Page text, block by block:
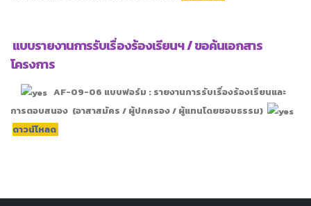
แบบรายงานการรับเรื่องร้องเรียนฯ / ขอค้นเอกสาร
โครงการ
AF-09-06 แบบฟอร์ม : รายงานการรับเรื่องร้องเรียนและ
การตอบสนอง (อาสาสมัคร / ผู้ปกครอง / ผู้แทนโดยชอบธรรม)
ดาวน์โหลด